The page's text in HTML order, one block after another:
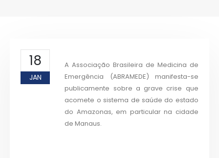
18
JAN
A Associação Brasileira de Medicina de
Emergência (ABRAMEDE) manifesta-se
publicamente sobre a grave crise que
acomete o sistema de saúde do estado
do Amazonas, em particular na cidade
de Manaus.